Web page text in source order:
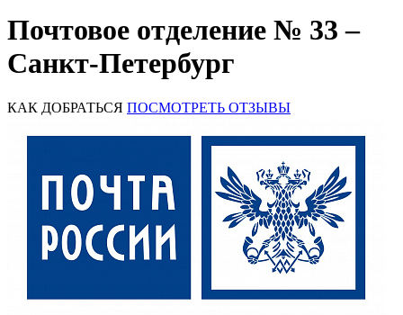
Почтовое отделение № 33 –
Санкт-Петербург
КАК ДОБРАТЬСЯ ПОСМОТРЕТЬ ОТЗЫВЫ